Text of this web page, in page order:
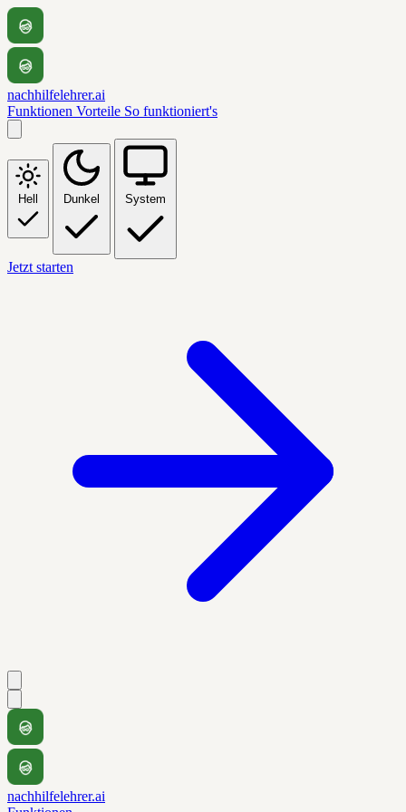
nachhilfelehrer.ai
Funktionen Vorteile So funktioniert's
Hell Dunkel System
Jetzt starten
nachhilfelehrer.ai